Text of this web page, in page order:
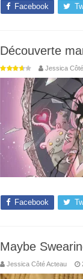
Facebook
Découverte
Jessica
Facebook
Maybe
Jessica Côté Acteau